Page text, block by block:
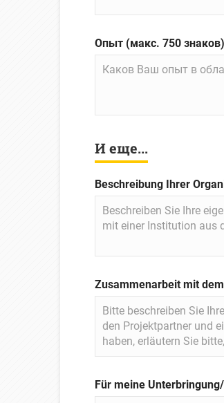
Опыт (макс. 750 знаков)
И еще...
Beschreibung Ihrer
Zusammenarbeit mit
Für meine